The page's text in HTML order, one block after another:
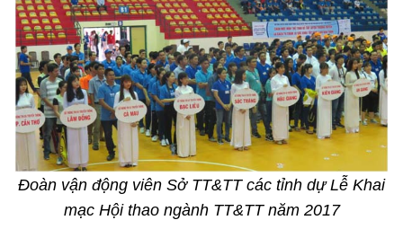
Sở Khoa học và Công nghệ
Chuyển đổi số
Bưu chính, Viễn thông
Sở hữu trí tuệ
Tiêu chuẩn, đo lường, chất lượng
Năng lượng nguyên tử
Văn bản QPPL
Văn bản chỉ đạo điều hành
Lấy ý kiến người dân về dự thảo VBQPPL
MST IOFFICE
THỐNG KÊ
Khoa học và Công nghệ
Đổi mới sáng tạo
Chuyển đổi số
Multimedia
THƯ ĐIỆN TỬ
Khác
Đoàn vận động viên Sở TT&TT các tỉnh dự Lễ Khai
mạc Hội thao ngành TT&TT năm 2017